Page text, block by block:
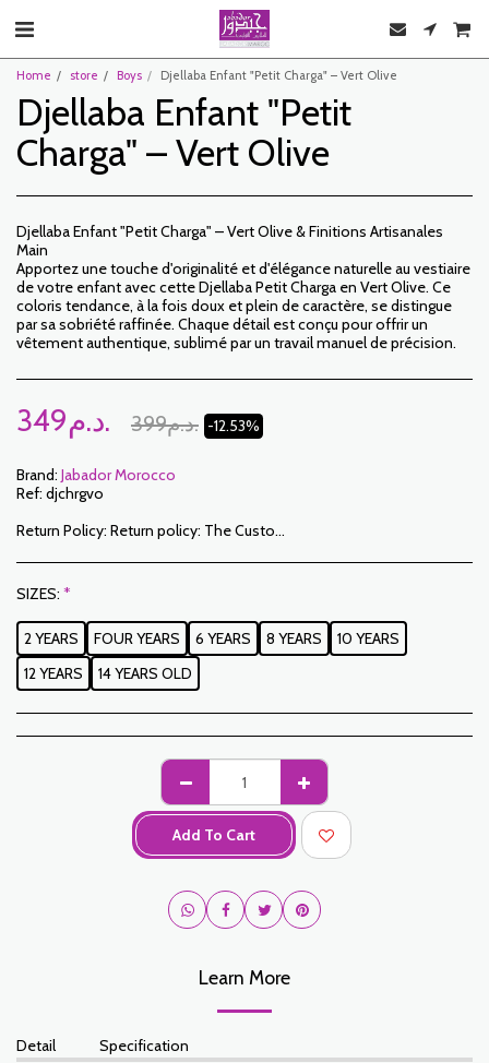
Home store Boys Djellaba Enfant "Petit Charga" – Vert Olive
Djellaba Enfant "Petit
Charga" – Vert Olive
Djellaba Enfant "Petit Charga" – Vert Olive & Finitions Artisanales
Main
Apportez une touche d'originalité et d'élégance naturelle au vestiaire
de votre enfant avec cette Djellaba Petit Charga en Vert Olive. Ce
coloris tendance, à la fois doux et plein de caractère, se distingue
par sa sobriété raffinée. Chaque détail est conçu pour offrir un
vêtement authentique, sublimé par un travail manuel de précision.
349 د.م. 399 د.م. -12.53%
Brand: Jabador Morocco
Ref: djchrgvo
Return Policy: Return policy: The Customer has a period of 7 working days from the date of receipt to return ordered items either for a refund or for an exchange. Only items returned on time, in their original packaging, unwashed, unworn may be exchanged. To make a return, please notify us at the following addresses: jabadormaroc17@gmail.com/ jabador.maroc@gmail.com Each exchange or return must be accompanied by your telephone number as well as your wish for an exchange. Return costs are the responsibility of the Customer. The Customer must organize transport by their own means. In the event of a return, and after receipt of the goods by JABADOR MAROC, the customer will be reimbursed within 10 days. Cases or products can be exchanged: – Ordered size error (delivered size different from the ordered size) – Error in the color ordered (color delivered different from the size ordered) Cases or products can be refunded: – Error in size or color ordered followed by out of stock – In the aforementioned cases, the products must be returned to us in the condition in which you received them with all the elements (accessories, packaging, instructions, etc.). Reimbursement will be made by payment or bank transfer. Products on sale or on promotion cannot be returned or exchanged.
SIZES: *
2 YEARS FOUR YEARS 6 YEARS 8 YEARS
10 YEARS
12 YEARS
14 YEARS OLD
Add To Cart
Learn More
Detail Specification